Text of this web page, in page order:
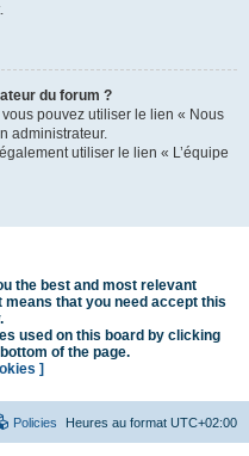
du forum ?
pouvez utiliser le lien « Nous
administrateur.
utiliser le lien « L’équipe
the best and most relevant
that you need accept this
used on this board by clicking
of the page.
]
Heures au format UTC+02:00
Policies